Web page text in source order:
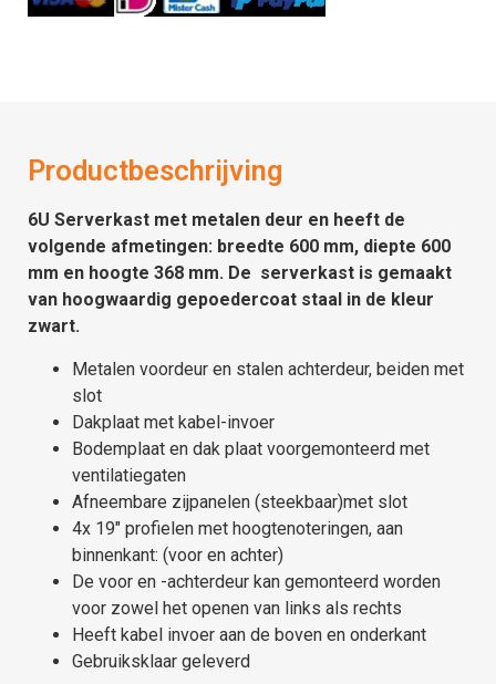
Productbeschrijving
6U Serverkast met metalen deur en heeft de
volgende afmetingen: breedte 600 mm, diepte 600
mm en hoogte 368 mm. De serverkast is gemaakt
van hoogwaardig gepoedercoat staal in de kleur
zwart.
Metalen voordeur en stalen achterdeur, beiden met
slot
Dakplaat met kabel-invoer
Bodemplaat en dak plaat voorgemonteerd met
ventilatiegaten
Afneembare zijpanelen (steekbaar)met slot
4x 19″ profielen met hoogtenoteringen, aan
binnenkant: (voor en achter)
De voor en -achterdeur kan gemonteerd worden
voor zowel het openen van links als rechts
Heeft kabel invoer aan de boven en onderkant
Gebruiksklaar geleverd